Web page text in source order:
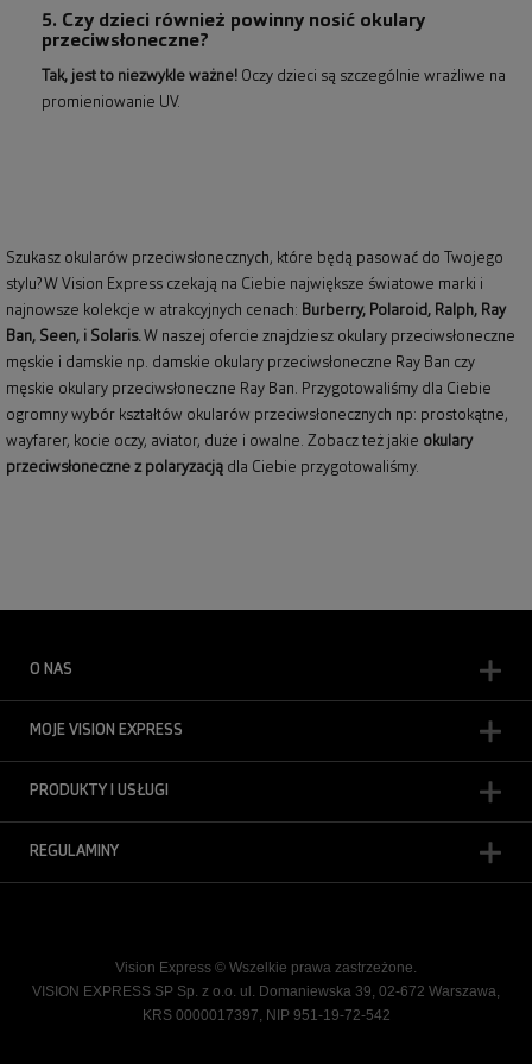
5. Czy dzieci również powinny nosić okulary
przeciwsłoneczne?
Tak, jest to niezwykle ważne! Oczy dzieci są szczególnie wrażliwe na
promieniowanie UV.
Szukasz okularów przeciwsłonecznych, które będą pasować do Twojego
stylu? W Vision Express czekają na Ciebie największe światowe marki i
najnowsze kolekcje w atrakcyjnych cenach: Burberry, Polaroid , Ralph, Ray
Ban, Seen, i Solaris.W naszej ofercie znajdziesz okulary przeciwsłoneczne
męskie i damskie np. damskie okulary przeciwsłoneczne Ray Ban czy
męskie okulary przeciwsłoneczne Ray Ban. Przygotowaliśmy dla Ciebie
ogromny wybór kształtów okularów przeciwsłonecznych np: prostokątne,
wayfarer, kocie oczy, aviator, duże i owalne. Zobacz też jakie okulary
przeciwsłoneczne z polaryzacją dla Ciebie przygotowaliśmy.
O NAS
MOJE VISION EXPRESS
PRODUKTY I USŁUGI
REGULAMINY
Vision Express © Wszelkie prawa zastrzeżone.
VISION EXPRESS SP Sp. z o.o. ul. Domaniewska 39, 02-672 Warszawa,
KRS 0000017397, NIP 951-19-72-542